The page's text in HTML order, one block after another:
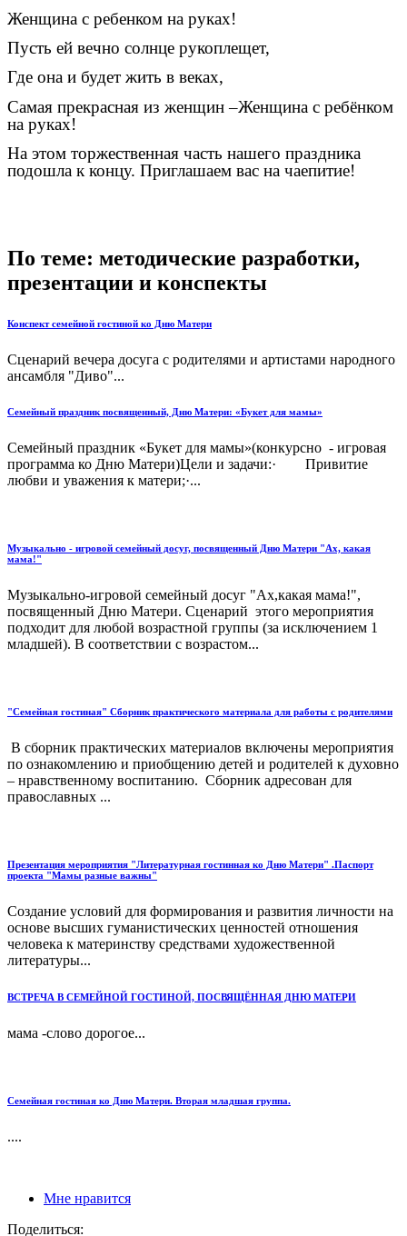
Женщина с ребенком на руках!
Пусть ей вечно солнце рукоплещет,
Где она и будет жить в веках,
Самая прекрасная из женщин –Женщина с ребёнком
на руках!
На этом торжественная часть нашего праздника
подошла к концу. Приглашаем вас на чаепитие!
По теме: методические разработки,
презентации и конспекты
Конспект семейной гостиной ко Дню Матери
Сценарий вечера досуга с родителями и артистами народного
ансамбля "Диво"...
Семейный праздник посвященный, Дню Матери: «Букет для мамы»
Семейный праздник «Букет для мамы»(конкурсно - игровая
программа ко Дню Матери)Цели и задачи:· Привитие
любви и уважения к матери;·...
Музыкально - игровой семейный досуг, посвященный Дню Матери "Ах, какая
мама!"
Музыкально-игровой семейный досуг "Ах,какая мама!",
посвященный Дню Матери. Сценарий этого мероприятия
подходит для любой возрастной группы (за исключением 1
младшей). В соответствии с возрастом...
"Семейная гостиная" Сборник практического материала для работы с родителями
В сборник практических материалов включены мероприятия
по ознакомлению и приобщению детей и родителей к духовно
– нравственному воспитанию. Сборник адресован для
православных ...
Презентация мероприятия "Литературная гостинная ко Дню Матери" .Паспорт
проекта "Мамы разные важны"
Создание условий для формирования и развития личности на
основе высших гуманистических ценностей отношения
человека к материнству средствами художественной
литературы...
ВСТРЕЧА В СЕМЕЙНОЙ ГОСТИНОЙ, ПОСВЯЩЁННАЯ ДНЮ МАТЕРИ
мама -слово дорогое...
Семейная гостиная ко Дню Матери. Вторая младшая группа.
....
Мне нравится
Поделиться: